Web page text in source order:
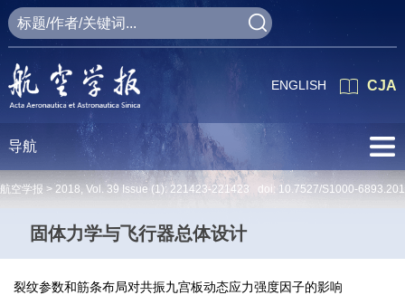
CJA
ENGLISH
导航
航空学报 > 2018, Vol. 39 Issue (1): 221423-221423 doi: 10.7527/S1000-
固体力学与飞行器总体设计
裂纹参数和筋条布局对共振九宫板动态应力强度因子的影响